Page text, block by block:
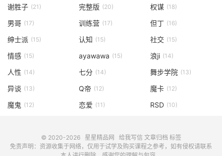
谢胜子 (21) 完整版 (20) 权谋 (18)
男哥 (17) 训练营 (17) 但丁 (16)
绅士派 (15) 认知 (15) 社交 (15)
情感 (15) ayawawa (15) 浪ji (14)
人性 (14) 七分 (14) 舞步学院 (13)
异谈 (13) Q帝 (12) 魔卡 (12)
魔鬼 (12) 恋爱 (11) RSD (10)
© 2020-2026 星星精品网 给我写信 文章归档 标签
免责声明：资源收集于网络，仅用于试学及购买课程之参考，如有侵权请联系